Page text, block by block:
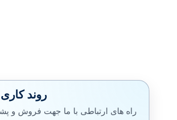
روند
راه های ارتباطی با ما جهت فروش و